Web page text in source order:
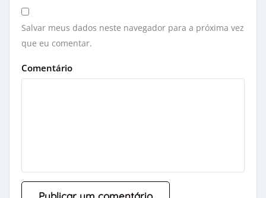
Salvar meus dados neste navegador para a próxima vez
que eu comentar.
Comentário